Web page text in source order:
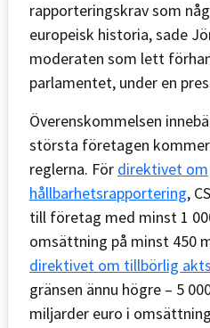
rapporteringskrav som
europeisk historia, sade
moderaten som lett
parlamentet, under en
Överenskommelsen
största företagen
reglerna. För direktivet om
hållbarhetsrapportering,
till företag med minst 1
omsättning på minst 450
direktivet om tillbörlig
gränsen ännu högre – 5
miljarder euro i